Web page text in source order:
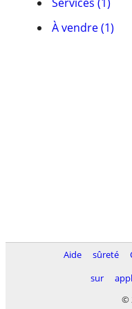
À vendre (1)
Aide sûreté
sur
©